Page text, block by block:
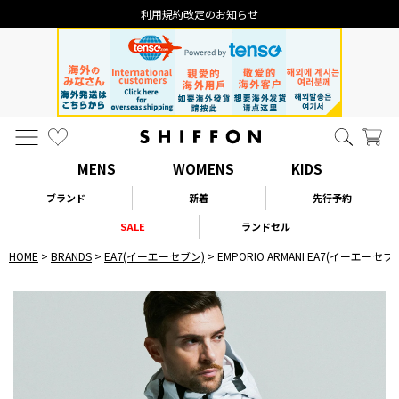
利用規約改定のお知らせ
MENS WOMENS KIDS
ブランド 新着
先行予約
SALE
ランドセル
HOME BRANDS EA7(イーエーセブン) EMPORIO ARMANI EA7(イーエーセ